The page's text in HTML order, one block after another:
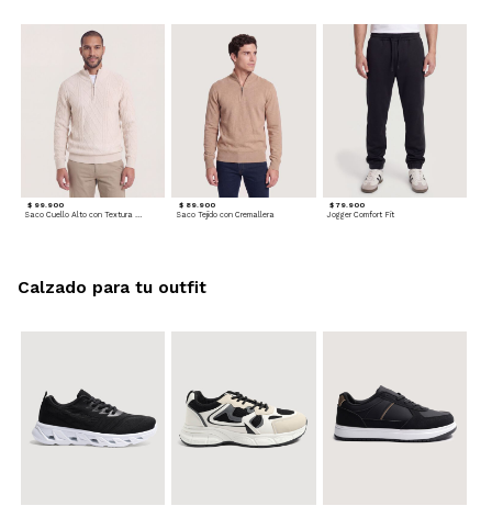
$ 99.900
Saco Cuello Alto con Textura Trenzada
$ 89.900
Saco Tejido con Cremallera
$ 79.900
Jogger Comfort Fit
Calzado para tu outfit